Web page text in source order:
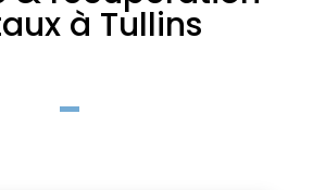
à Tullins